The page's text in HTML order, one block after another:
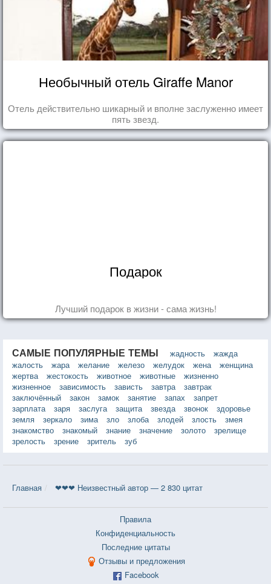
Необычный отель Giraffe Manor
Отель действительно шикарный и вполне заслуженно имеет
пять звезд.
Подарок
Лучший подарок в жизни - сама жизнь!
САМЫЕ ПОПУЛЯРНЫЕ ТЕМЫ жадность
жажда
жалость
жара желание железо желудок жена
женщина
жертва
жестокость животное животные
жизненно
жизненное
зависимость зависть завтра
завтрак
заключённый
закон замок занятие запах
запрет
зарплата
заря заслуга защита звезда звонок
здоровье
земля
зеркало зима зло злоба злодей злость
змея
знакомство
знакомый знание значение золото
зрелище
зрелость
зрение зритель зуб
Главная ❤❤❤ Неизвестный автор — 2 830 цитат
Правила
Конфиденциальность
Последние цитаты
Отзывы и предложения
Facebook